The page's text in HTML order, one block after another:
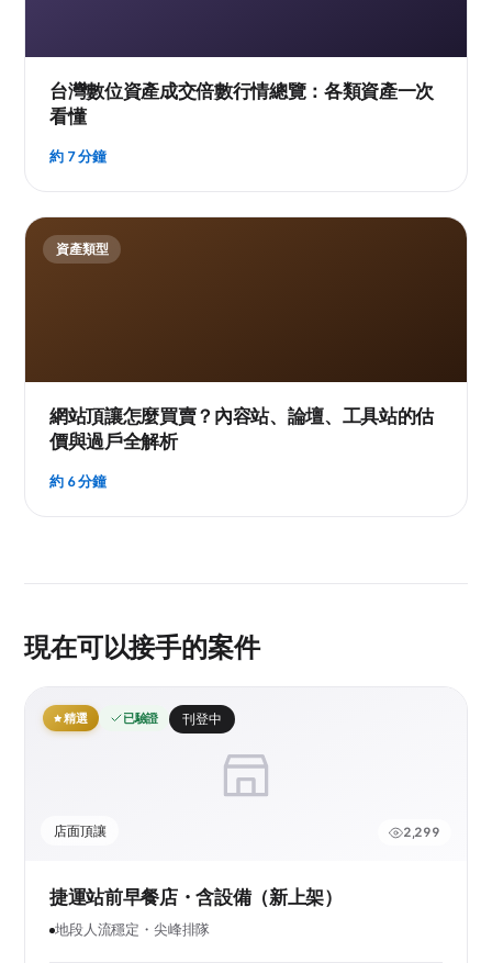
台灣數位資產成交倍數行情總覽：各類資產一次
看懂
約 7 分鐘
資產類型
網站頂讓怎麼買賣？內容站、論壇、工具站的估
價與過戶全解析
約 6 分鐘
現在可以接手的案件
精選 已驗證 刊登中
店面頂讓 2,299
捷運站前早餐店・含設備（新上架）
地段人流穩定・尖峰排隊